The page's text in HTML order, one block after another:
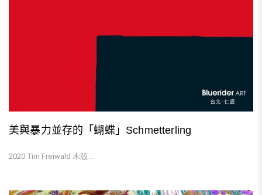
美與暴力並存的「蝴蝶」Schmetterling
2020 Tim Freiwald 木版...